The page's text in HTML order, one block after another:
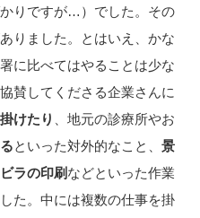
りですが…）でした。その
りました。とはいえ、かな
に比べてはやることは少な
賛してくださる企業さんに
けたり
、地元の診療所やお
といった対外的なこと、 景
ラの印刷などといった作業
た。中には複数の仕事を掛